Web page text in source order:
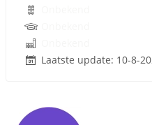
Laatste update: 10-8-